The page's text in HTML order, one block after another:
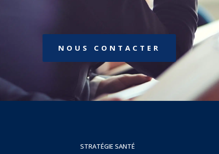
NOUS CONTACTER
STRATÉGIE SANTÉ